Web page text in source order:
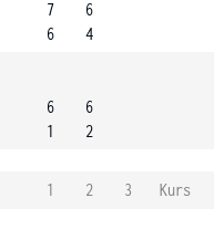
7
6
6
4
6
1
6
2
1 2 3
Kurs